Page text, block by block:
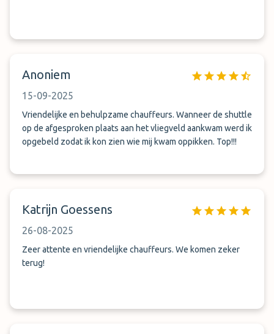
Anoniem
15-09-2025
Vriendelijke en behulpzame chauffeurs. Wanneer de shuttle
op de afgesproken plaats aan het vliegveld aankwam werd ik
opgebeld zodat ik kon zien wie mij kwam oppikken. Top!!!
Katrijn Goessens
26-08-2025
Zeer attente en vriendelijke chauffeurs. We komen zeker
terug!